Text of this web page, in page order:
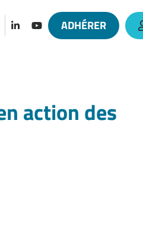
Lien vers le compte Linkedin
Lien vers la chaîne Youtube
ADHÉRER
action des